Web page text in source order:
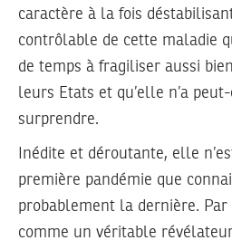
caractère à la fois
contrôlable de cette maladie
de temps à fragiliser aussi
leurs Etats et qu’elle n’a
surprendre.
Inédite et déroutante, elle
première pandémie que
probablement la dernière.
comme un véritable